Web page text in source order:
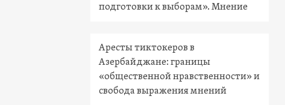
подготовки к выборам». Мнение
Аресты тиктокеров в
Азербайджане: границы
«общественной нравственности» и
свобода выражения мнений